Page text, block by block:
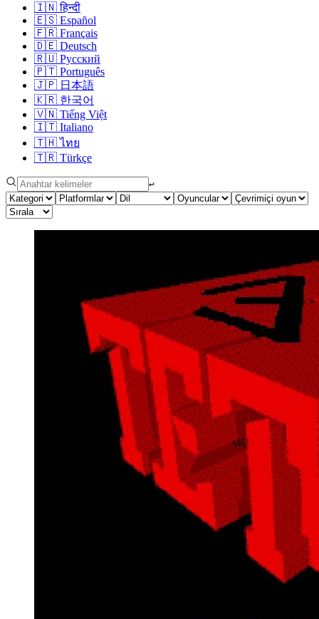
🇮🇳 हिन्दी
🇪🇸 Español
🇫🇷 Français
🇩🇪 Deutsch
🇷🇺 Русский
🇵🇹 Português
🇯🇵 日本語
🇰🇷 한국어
🇻🇳 Tiếng Việt
🇮🇹 Italiano
🇹🇭 ไทย
🇹🇷 Türkçe
↩︎